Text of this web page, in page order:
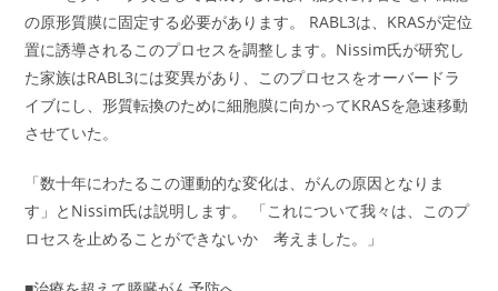
の原形質膜に固定する必要があります。 RABL3は、KRASが定位
置に誘導されるこのプロセスを調整します。Nissim氏が研究し
た家族はRABL3には変異があり、このプロセスをオーバードラ
イブにし、形質転換のために細胞膜に向かってKRASを急速移動
させていた。
「数十年にわたるこの運動的な変化は、がんの原因となりま
す」とNissim氏は説明します。 「これについて我々は、このプ
ロセスを止めることができないか 考えました。」